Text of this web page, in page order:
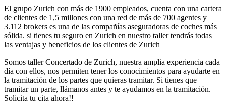
El grupo Zurich con más de 1900 empleados, cuenta con una cartera
de clientes de 1,5 millones con una red de más de 700 agentes y
3.112 brokers es una de las compañías aseguradoras de coches más
sólida. si tienes tu seguro en Zurich en nuestro taller tendrás todas
las ventajas y beneficios de los clientes de Zurich
Somos taller Concertado de Zurich, nuestra amplia experiencia cada
día con ellos, nos permiten tener los conocimientos para ayudarte en
la tramitación de los partes que quieras tramitar. Si tienes que
tramitar un parte, llámanos antes y te ayudamos en la tramitación.
Solicita tu cita ahora!!